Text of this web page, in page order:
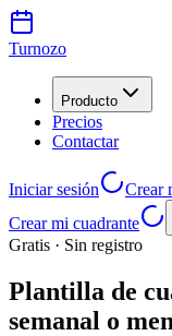
Turnozo
Producto
Precios
Contactar
Iniciar sesión
Crear
Crear mi cuadrante
Gratis · Sin registro
Plantilla de
semanal o